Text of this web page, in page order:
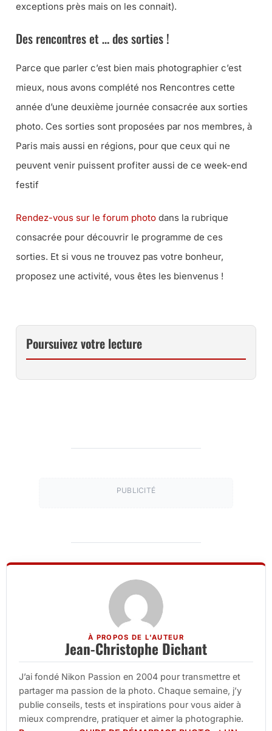
exceptions près mais on les connait).
Des rencontres et … des sorties !
Parce que parler c’est bien mais photographier c’est
mieux, nous avons complété nos Rencontres cette
année d’une deuxième journée consacrée aux sorties
photo. Ces sorties sont proposées par nos membres, à
Paris mais aussi en régions, pour que ceux qui ne
peuvent venir puissent profiter aussi de ce week-end
festif
Rendez-vous sur le forum photo dans la rubrique
consacrée pour découvrir le programme de ces
sorties. Et si vous ne trouvez pas votre bonheur,
proposez une activité, vous êtes les bienvenus !
Poursuivez votre lecture
PUBLICITÉ
À PROPOS DE L'AUTEUR
Jean-Christophe Dichant
J’ai fondé Nikon Passion en 2004 pour transmettre et
partager ma passion de la photo. Chaque semaine, j’y
publie conseils, tests et inspirations pour vous aider à
mieux comprendre, pratiquer et aimer la photographie.